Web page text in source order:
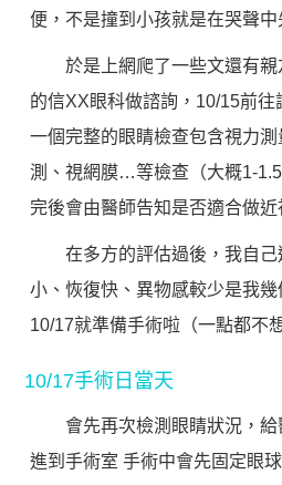
便，不是撞到小孩就是在哭聲
於是上網爬了一些文還有
的信XX眼科做諮詢，10/15前
一個完整的眼睛檢查包含視力
測、視網膜…等檢查（大概1-
完後會由醫師告知是否適合做近
在多方的評估過後，我自
小、恢復快、異物感較少是我
10/17就準備手術啦（一點都不
10/17手術日當天
會先再次檢測眼睛狀況，
進到手術室 手術中會先固定眼